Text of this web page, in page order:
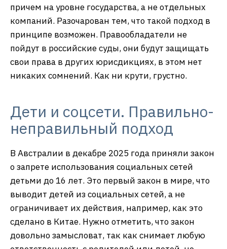
причем на уровне государства, а не отдельных
компаний. Разочарован тем, что такой подход в
принципе возможен. Правообладатели не
пойдут в российские суды, они будут защищать
свои права в других юрисдикциях, в этом нет
никаких сомнений. Как ни крути, грустно.
Дети и соцсети. Правильно-
неправильный подход
В Австралии в декабре 2025 года приняли закон
о запрете использования социальных сетей
детьми до 16 лет. Это первый закон в мире, что
выводит детей из социальных сетей, а не
ограничивает их действия, например, как это
сделано в Китае. Нужно отметить, что закон
довольно замысловат, так как снимает любую